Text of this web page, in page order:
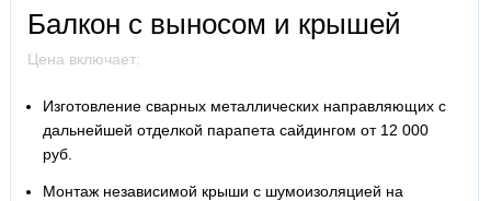
Балкон с выносом и крышей
Цена включает:
Изготовление сварных металлических направляющих с
дальнейшей отделкой парапета сайдингом от 12 000
руб.
Монтаж независимой крыши с шумоизоляцией на